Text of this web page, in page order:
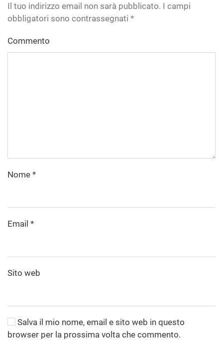
Il tuo indirizzo email non sarà pubblicato. I campi
obbligatori sono contrassegnati *
Commento
Nome *
Email *
Sito web
Salva il mio nome, email e sito web in questo
browser per la prossima volta che commento.